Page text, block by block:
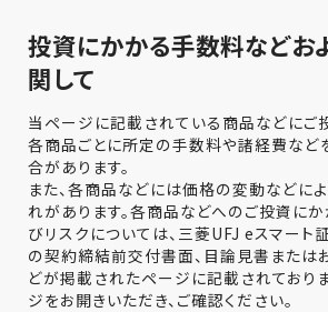
投資にかかる手数料などお
関して
当ページに記載されている商品などにご
各商品ごとに所定の手数料や諸経費など
合があります。
また、各商品などには価格の変動などに
れがあります。各商品などへのご投資に
びリスクについては、三菱UFJ eスマー
の契約締結前交付書面、目論見書または
どが掲載されたページに記載されており
ジをお開きいただき、ご確認ください。